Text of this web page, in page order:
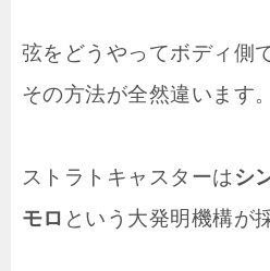
弦をどうやってボディ側
その方法が全然違います。
ストラトキャスターはシ
モロ という大発明機構が